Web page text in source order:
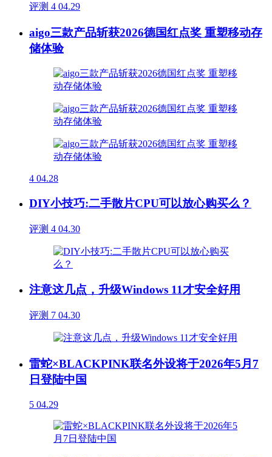
评测 4 04.29
aigo三款产品斩获2026德国红点奖 重塑移动存
储体验
4 04.28
DIY小技巧:二手散片CPU可以放心购买么？
评测 4 04.30
注意这几点，升级Windows 11才安全好用
评测 7 04.30
雷蛇×BLACKPINK联名外设将于2026年5月7
日登陆中国
5 04.29